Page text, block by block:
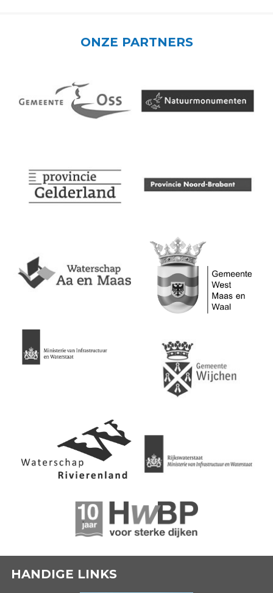
ONZE PARTNERS
HANDIGE LINKS